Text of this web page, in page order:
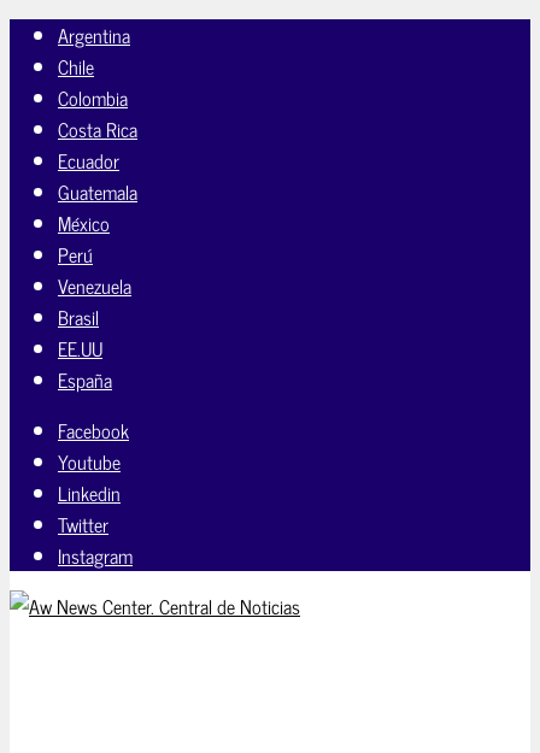
Argentina
Chile
Colombia
Costa Rica
Ecuador
Guatemala
México
Perú
Venezuela
Brasil
EE.UU
España
Facebook
Youtube
Linkedin
Twitter
Instagram